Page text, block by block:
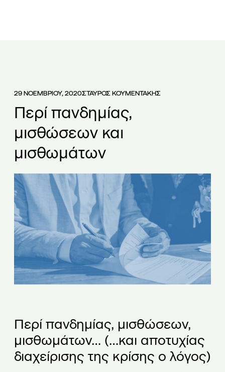
29 ΝΟΕΜΒΡΙΟΥ, 2020ΣΤΑΥΡΟΣ ΚΟΥΜΕΝΤΑΚΗΣ
Περί πανδημίας,
μισθώσεων και
μισθωμάτων
Περί πανδημίας, μισθώσεων,
μισθωμάτων… (…και αποτυχίας
διαχείρισης της κρίσης ο λόγος)